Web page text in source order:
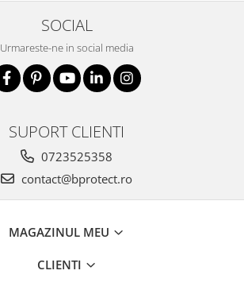
SOCIAL
Urmareste-ne in social media
SUPORT CLIENTI
0723525358
contact@bprotect.ro
MAGAZINUL MEU
CLIENTI